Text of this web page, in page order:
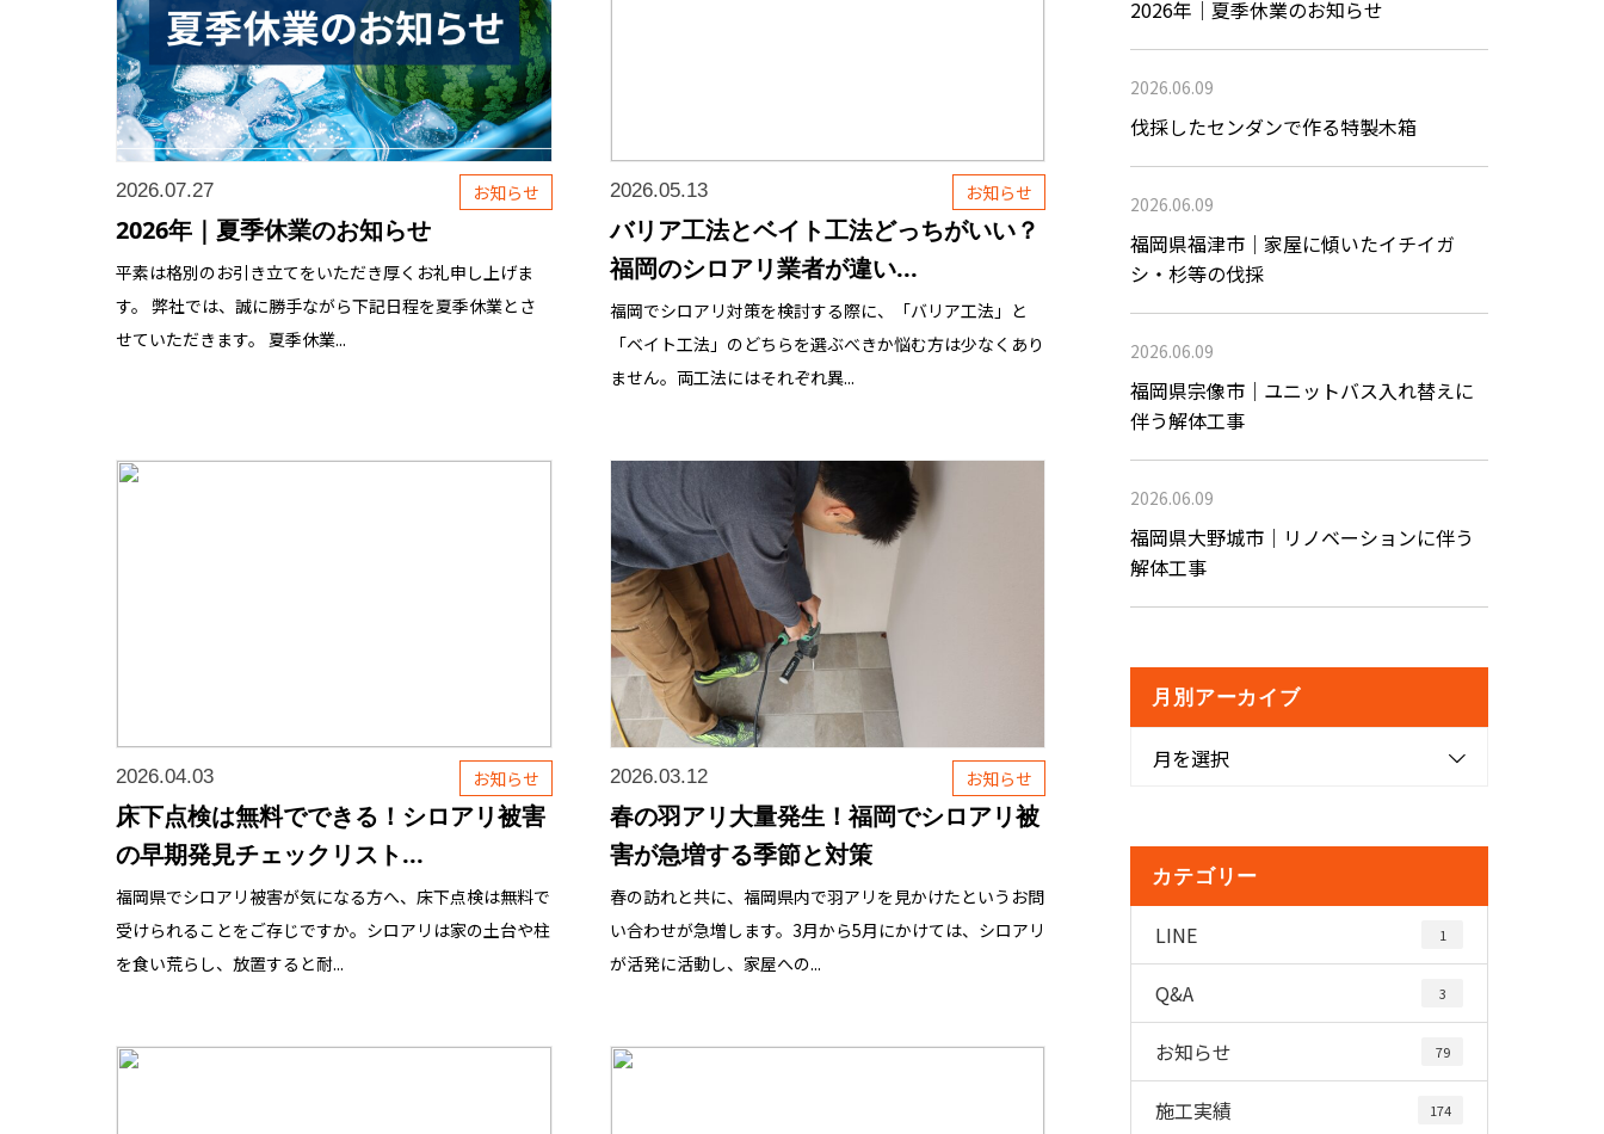
2026.07.27 お知らせ
2026年｜夏季休業のお知らせ
平素は格別のお引き立てをいただき厚くお礼申し上げま
す。 弊社では、誠に勝手ながら下記日程を夏季休業とさ
せていただきます。 夏季休業...
2026.05.13 お知らせ
バリア工法とベイト工法どっちがいい？
福岡のシロアリ業者が違い...
福岡でシロアリ対策を検討する際に、「バリア工法」と
「ベイト工法」のどちらを選ぶべきか悩む方は少なくあり
ません。両工法にはそれぞれ異...
2026.04.03 お知らせ
床下点検は無料でできる！シロアリ被害
の早期発見チェックリスト...
福岡県でシロアリ被害が気になる方へ、床下点検は無料で
受けられることをご存じですか。シロアリは家の土台や柱
を食い荒らし、放置すると耐...
2026.03.12 お知らせ
春の羽アリ大量発生！福岡でシロアリ被
害が急増する季節と対策
春の訪れと共に、福岡県内で羽アリを見かけたというお問
い合わせが急増します。3月から5月にかけては、シロアリ
が活発に活動し、家屋への...
2026年｜夏季休業のお知らせ
2026.06.09
伐採したセンダンで作る特製木箱
2026.06.09
福岡県福津市｜家屋に傾いたイチイガ
シ・杉等の伐採
2026.06.09
福岡県宗像市｜ユニットバス入れ替えに
伴う解体工事
2026.06.09
福岡県大野城市｜リノベーションに伴う
解体工事
月別アーカイブ
月を選択
カテゴリー
LINE 1
Q&A 3
お知らせ 79
施工実績 174